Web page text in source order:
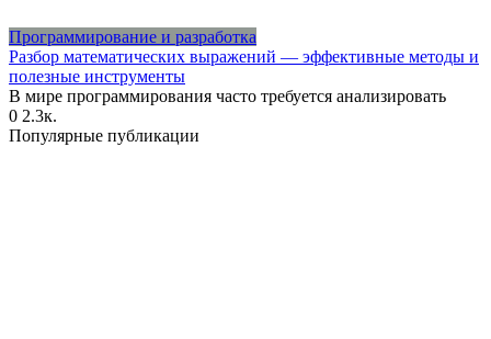
Программирование и разработка
Разбор математических выражений — эффективные методы и
полезные инструменты
В мире программирования часто требуется анализировать
0 2.3к.
Популярные публикации